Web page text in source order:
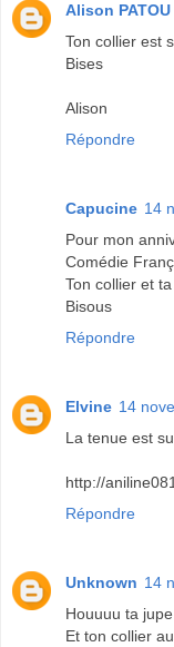
Alison PATOU
Ton collier est
Bises
Alison
Répondre
Capucine 14
Pour mon
Comédie
Ton collier et
Bisous
Répondre
Elvine 14
La tenue est
http://
Répondre
Unknown 14
Houuuu ta
Et ton collier